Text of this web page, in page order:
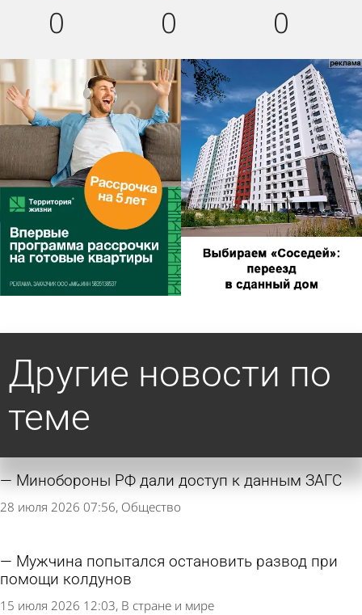
0 0 0
Другие новости по
теме
Минобороны РФ дали доступ к данным ЗАГС
28 июля 2026 07:56 Общество
Мужчина попытался остановить развод при
помощи колдунов
15 июля 2026 12:03 В стране и мире